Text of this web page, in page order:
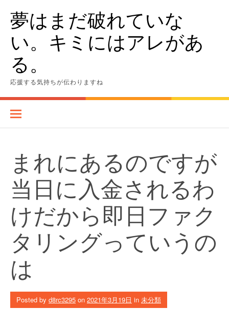
content夢はまだ破れていな
い。キミにはアレがあ
る。
応援する気持ちが伝わりますね
まれにあるのですが
当日に入金されるわ
けだから即日ファク
タリングっていうの
は
Posted by d8rc3295 on 2021年3月19日 in 未分類